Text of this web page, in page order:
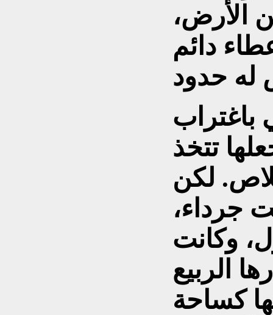
الأرض،
دائم
باغتراب
تتخذ
لكن
جرداء،
وكانت
الربيع
كساحة